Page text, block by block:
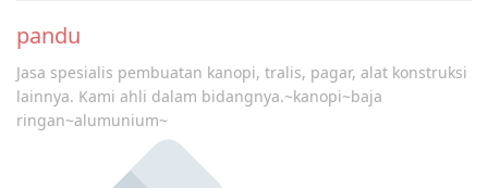
pandu
Jasa spesialis pembuatan kanopi, tralis, pagar, alat konstruksi
lainnya. Kami ahli dalam bidangnya.~kanopi~baja
ringan~alumunium~